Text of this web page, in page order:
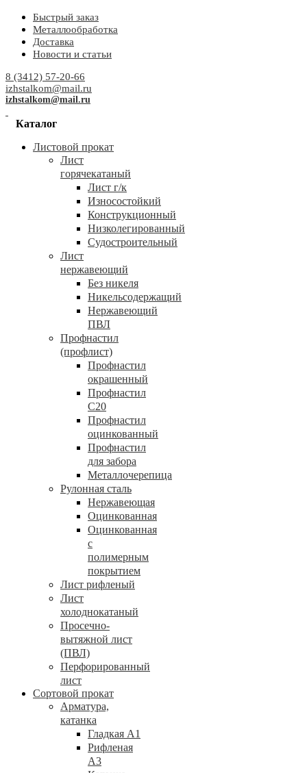
Быстрый заказ
Металлообработка
Доставка
Новости и статьи
8 (3412) 57-20-66
izhstalkom@mail.ru
izhstalkom@mail.ru
Каталог
Листовой прокат
Лист
горячекатаный
Лист г/к
Износостойкий
Конструкционный
Низколегированный
Судостроительный
Лист
нержавеющий
Без никеля
Никельсодержащий
Нержавеющий
ПВЛ
Профнастил
(профлист)
Профнастил
окрашенный
Профнастил
С20
Профнастил
оцинкованный
Профнастил
для забора
Металлочерепица
Рулонная сталь
Нержавеющая
Оцинкованная
Оцинкованная
с
полимерным
покрытием
Лист рифленый
Лист
холоднокатаный
Просечно-
вытяжной лист
(ПВЛ)
Перфорированный
лист
Сортовой прокат
Арматура,
катанка
Гладкая А1
Рифленая
А3